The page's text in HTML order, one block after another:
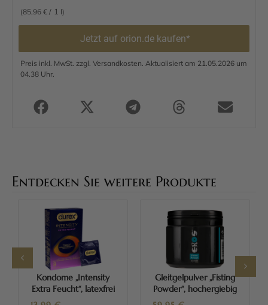
(85,96 € / 1 l)
Jetzt auf orion.de kaufen*
Preis inkl. MwSt. zzgl. Versandkosten. Aktualisiert am 21.05.2026 um
04.38 Uhr.
Entdecken Sie weitere Produkte
Kondome „Intensity
Extra Feucht“, latexfrei
Gleitgelpulver „Fisting
Powder“, hochergiebig